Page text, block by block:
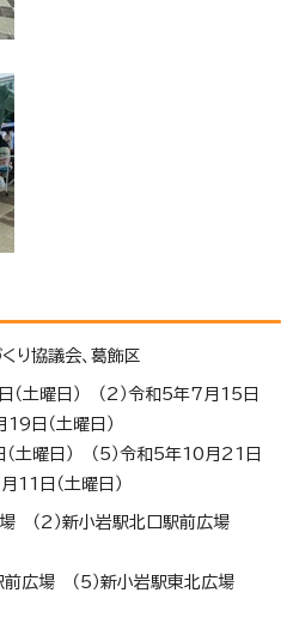
り協議会、葛飾区
（土曜日） （2）令和5年7月15日
日（土曜日）
曜日） （5）令和5年10月21日
11日（土曜日）
場 （2）新小岩駅北口駅前広場
場 （5）新小岩駅東北広場